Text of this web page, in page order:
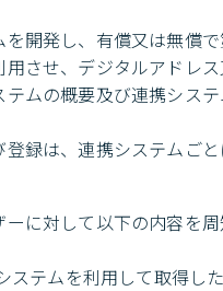
を開発し、有償又は無償
させ、デジタルアドレ
ムの概要及び連携シス
録は、連携システムご
ーに対して以下の内容を
ステムを利用して取得し